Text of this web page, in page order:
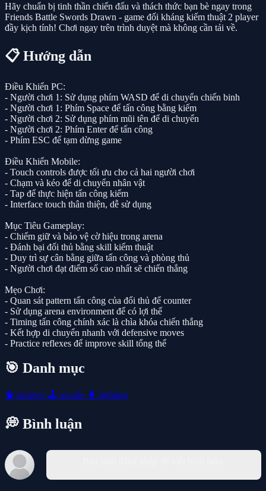
Hãy chuẩn bị tinh thần chiến đấu và thách thức bạn bè ngay trong
Friends Battle Swords Drawn - game đối kháng kiếm thuật 2 player
đầy kịch tính! Chơi ngay trên trình duyệt mà không cần tải về.
📋 Hướng dẫn
Điều Khiển PC:
- Người chơi 1: Sử dụng phím WASD để di chuyển chiến binh
- Người chơi 1: Phím Space để tấn công bằng kiếm
- Người chơi 2: Sử dụng phím mũi tên để di chuyển
- Người chơi 2: Phím Enter để tấn công
- Phím ESC để tạm dừng game
Điều Khiển Mobile:
- Touch controls được tối ưu cho cả hai người chơi
- Chạm và kéo để di chuyển nhân vật
- Tap để thực hiện tấn công kiếm
- Interface touch thân thiện, dễ sử dụng
Mục Tiêu Gameplay:
- Chiếm giữ và bảo vệ cờ hiệu trong arena
- Đánh bại đối thủ bằng skill kiếm thuật
- Duy trì sự cân bằng giữa tấn công và phòng thủ
- Người chơi đạt điểm số cao nhất sẽ chiến thắng
Mẹo Chơi:
- Quan sát pattern tấn công của đối thủ để counter
- Sử dụng arena environment để có lợi thế
- Timing tấn công chính xác là chìa khóa chiến thắng
- Kết hợp di chuyển nhanh với defensive moves
- Practice reflexes để improve skill tổng thể
🎯 Danh mục
🧠 strategy 🕹️ arcade 🥊 fighting
💭 Bình luận